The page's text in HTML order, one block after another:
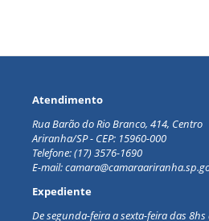
Atendimento
Rua Barão do Rio Branco, 414, Centro
Ariranha/SP - CEP: 15960-000
Telefone: (17) 3576-1690
E-mail:
Expediente
De segunda-feira a sexta-feira das 8hs